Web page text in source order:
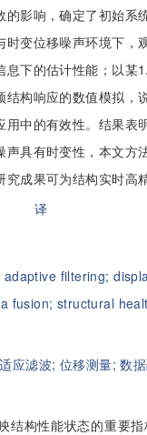
的影响，确定了初始系
时变位移噪声环境下，
息下的估计性能；以某
结构响应的数值模拟，
用中的有效性。结果表
声具有时变性，本文方
究成果可为结构实时高
译
adaptive filtering;
fusion; structural
应滤波; 位移测量;数
结构性能状态的重要